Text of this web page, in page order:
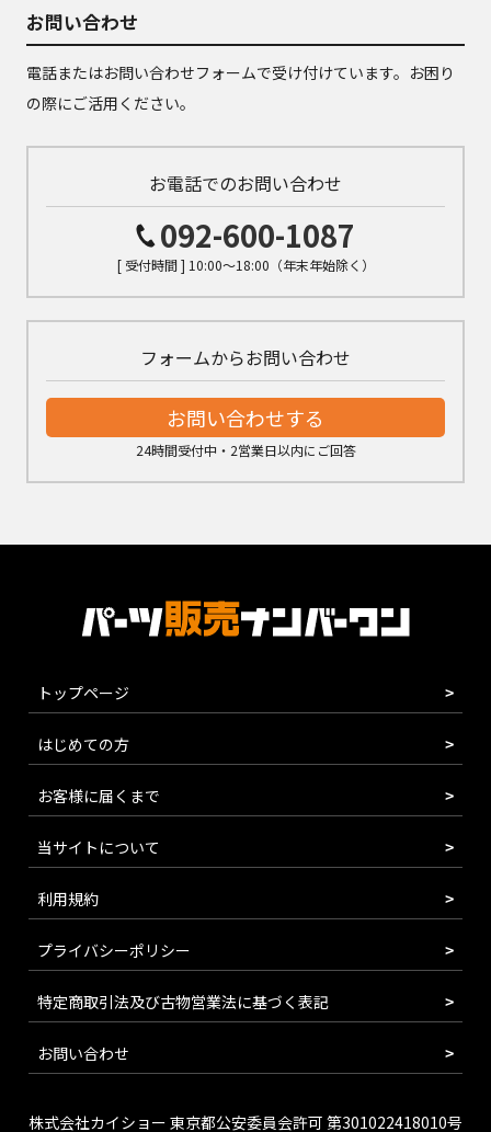
お問い合わせ
電話またはお問い合わせフォームで受け付けています。お困り
の際にご活用ください。
お電話でのお問い合わせ
092-600-1087
[ 受付時間 ] 10:00～18:00（年末年始除く）
フォームからお問い合わせ
お問い合わせする
24時間受付中・2営業日以内にご回答
トップページ
はじめての方
お客様に届くまで
当サイトについて
利用規約
プライバシーポリシー
特定商取引法及び古物営業法に基づく表記
お問い合わせ
株式会社カイショー 東京都公安委員会許可 第301022418010号